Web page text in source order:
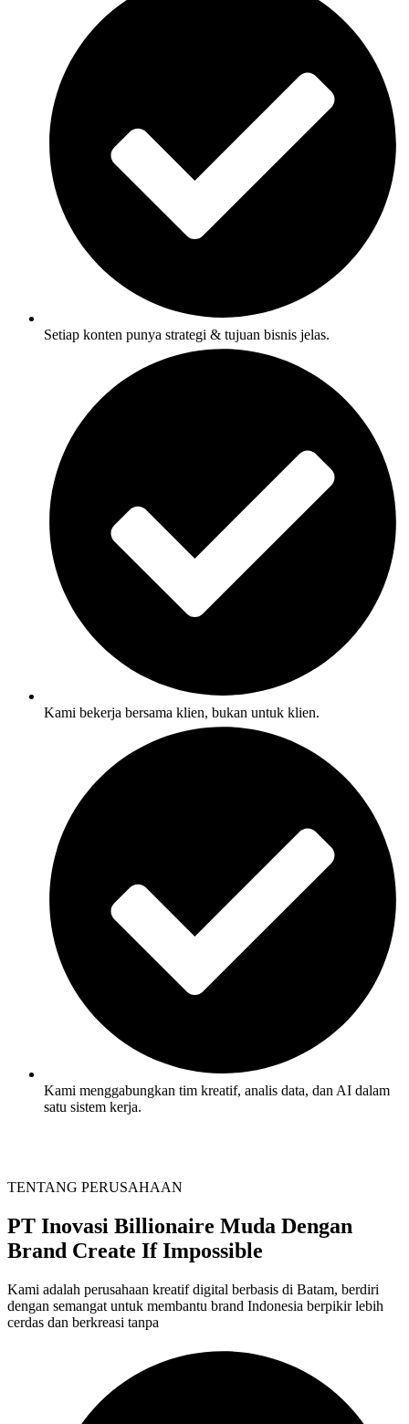
Setiap konten punya strategi & tujuan bisnis jelas.
Kami bekerja bersama klien, bukan untuk klien.
Kami menggabungkan tim kreatif, analis data, dan AI dalam
satu sistem kerja.
TENTANG PERUSAHAAN
PT Inovasi Billionaire Muda Dengan
Brand Create If Impossible
Kami adalah perusahaan kreatif digital berbasis di Batam, berdiri
dengan semangat untuk membantu brand Indonesia berpikir lebih
cerdas dan berkreasi tanpa